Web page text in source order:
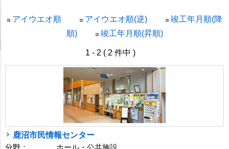
アイウエオ順 アイウエオ順(逆)
竣工年月順(降
順)
竣工年月順(昇順)
1 - 2 ( 2 件中 )
鹿沼市民情報センター
分野：
ホール・公共施設